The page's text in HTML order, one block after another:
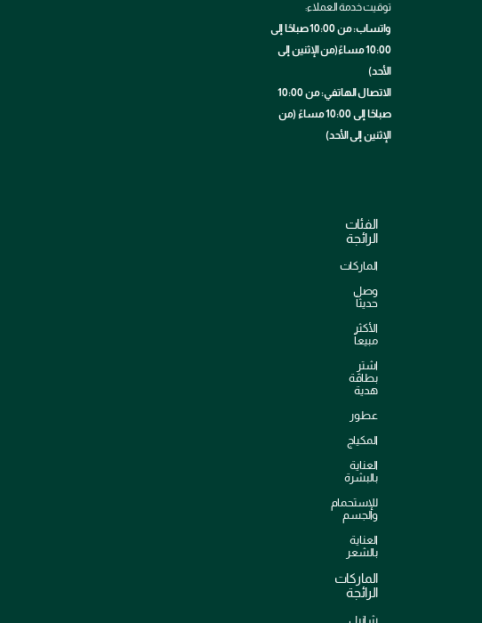
توقيت خدمة العملاء:
واتساب: من 10:00 صباحًا إلى
10:00 مساءً(من الإثنين إلى
الأحد)
الاتصال الهاتفي: من 10:00
صباحًا إلى 10:00 مساءً (من
الإثنين إلى الأحد)
الفئات
الرائجة
الماركات
وصل
حديثاً
الأكثر
مبيعاً
اشترِ
بطاقة
هدية
عطور
المكياج
العناية
بالبشرة
للإستحمام
والجسم
العناية
بالشعر
الماركات
الرائجة
شانيل